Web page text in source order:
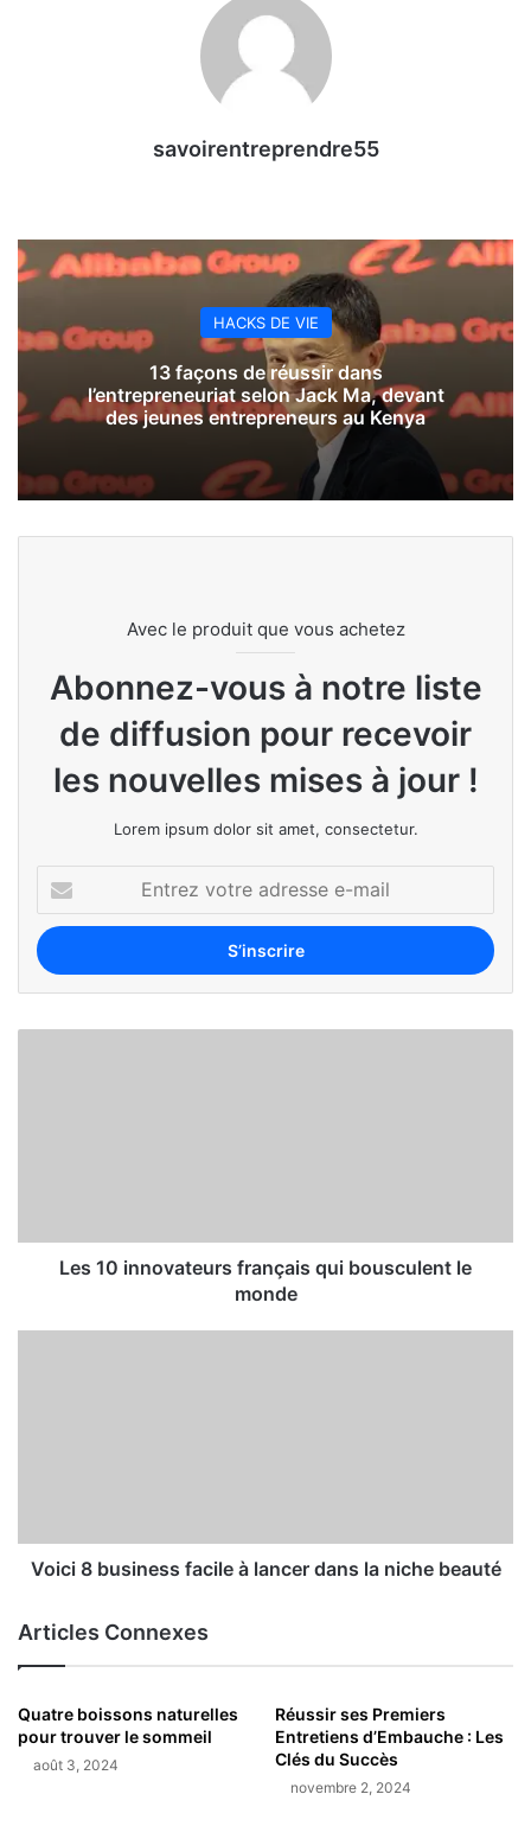
savoirentreprendre55
HACKS DE VIE
13 façons de réussir dans
l’entrepreneuriat selon Jack Ma, devant
des jeunes entrepreneurs au Kenya
Avec le produit que vous achetez
Abonnez-vous à notre liste
de diffusion pour recevoir
les nouvelles mises à jour !
Lorem ipsum dolor sit amet, consectetur.
Les 10 innovateurs français qui bousculent le
monde
Voici 8 business facile à lancer dans la niche beauté
Articles Connexes
Quatre boissons naturelles
pour trouver le sommeil
août 3, 2024
Réussir ses Premiers
Entretiens d’Embauche : Les
Clés du Succès
novembre 2, 2024